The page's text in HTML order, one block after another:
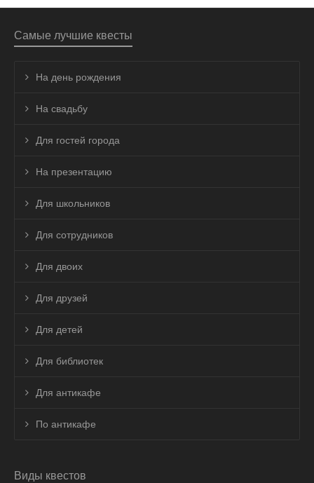
Самые лучшие квесты
На день рождения
На свадьбу
Для гостей города
На презентацию
Для школьников
Для сотрудников
Для двоих
Для друзей
Для детей
Для библиотек
Для антикафе
По антикафе
Виды квестов